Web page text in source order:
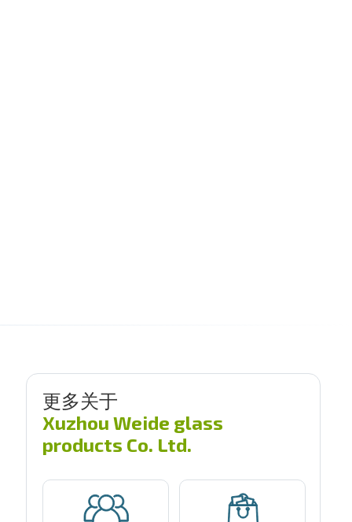
更多关于
Xuzhou Weide glass
products Co. Ltd.